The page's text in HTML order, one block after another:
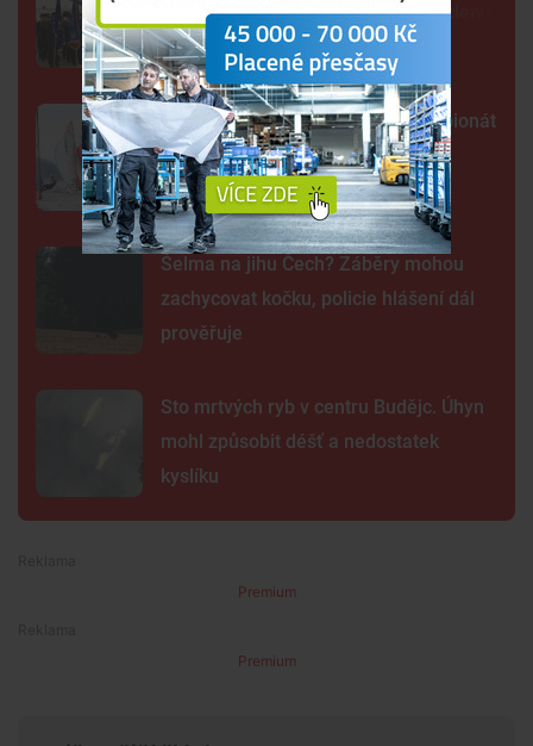
s ruční stříkačkou, dnes mají 130 členů
Lipno poprvé hostí evropský šampionát
jachtařů. Závodníci bojují hlavně s
počasím
Šelma na jihu Čech? Záběry mohou
zachycovat kočku, policie hlášení dál
prověřuje
Sto mrtvých ryb v centru Budějc. Úhyn
mohl způsobit déšť a nedostatek
kyslíku
Premium
Premium